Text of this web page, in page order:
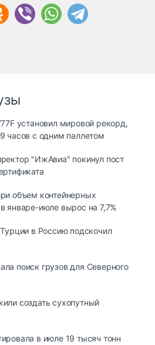
установил мировой рекорд,
часов с одним паллетом
"ИжАвиа" покинул пост
объем контейнерных
январе-июле вырос на 7,7%
в Россию подскочил
поиск грузов для Северного
создать сухопутный
в июле 19 тысяч тонн